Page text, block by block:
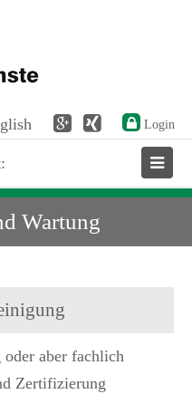
Login
Wartung
aber fachlich
Zertifizierung